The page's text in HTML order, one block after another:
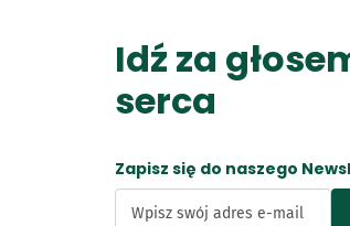
Idź za
serca
Zapisz się do naszego
Wpisz swój adres e-mail